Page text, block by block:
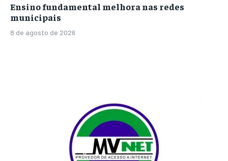
Ensino fundamental melhora nas redes
municipais
8 de agosto de 2026